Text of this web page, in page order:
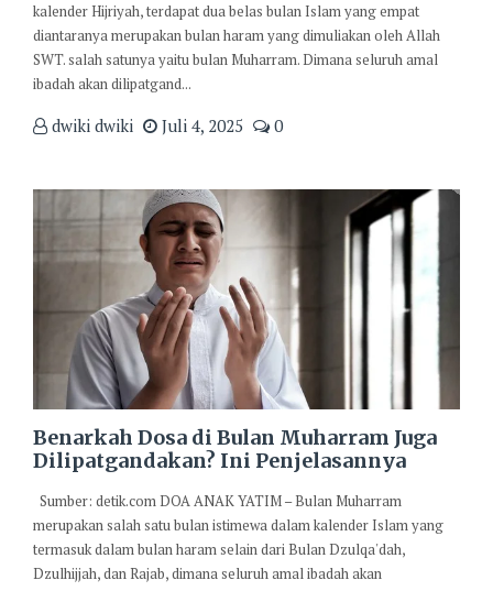
kalender Hijriyah, terdapat dua belas bulan Islam yang empat
diantaranya merupakan bulan haram yang dimuliakan oleh Allah
SWT. salah satunya yaitu bulan Muharram. Dimana seluruh amal
ibadah akan dilipatgand...
dwiki dwiki Juli 4, 2025 0
Benarkah Dosa di Bulan Muharram Juga
Dilipatgandakan? Ini Penjelasannya
Sumber: detik.com DOA ANAK YATIM – Bulan Muharram
merupakan salah satu bulan istimewa dalam kalender Islam yang
termasuk dalam bulan haram selain dari Bulan Dzulqa'dah,
Dzulhijjah, dan Rajab, dimana seluruh amal ibadah akan